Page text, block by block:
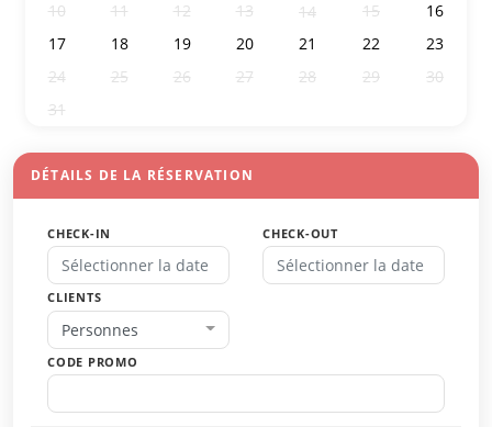
10
11 12 13 14 15
16
17
18 19 20 21 22
23
24
25 26 27 28 29
30
31
DÉTAILS DE LA RÉSERVATION
CHECK-IN CHECK-OUT
CLIENTS
Personnes
CODE PROMO